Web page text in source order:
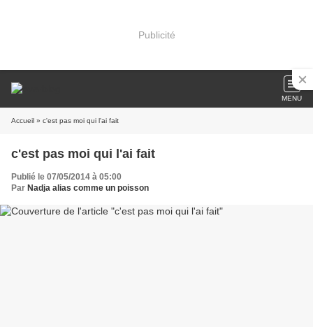
Publicité
MENU
Accueil » c'est pas moi qui l'ai fait
c'est pas moi qui l'ai fait
Publié le 07/05/2014 à 05:00
Par Nadja alias comme un poisson